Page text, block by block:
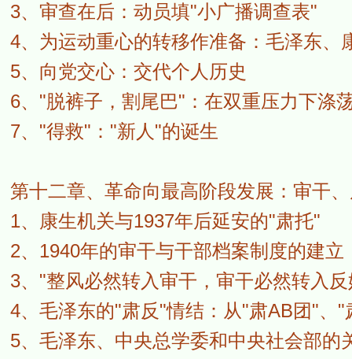
3、审查在后：动员填"小广播调查表"
4、为运动重心的转移作准备：毛泽东、
5、向党交心：交代个人历史
6、"脱裤子，割尾巴"：在双重压力下涤
7、"得救"："新人"的诞生
第十二章、革命向最高阶段发展：审干
1、康生机关与1937年后延安的"肃托"
2、1940年的审干与干部档案制度的建立
3、"整风必然转入审干，审干必然转入
4、毛泽东的"肃反"情结：从"肃AB团"、"
5、毛泽东、中央总学委和中央社会部的